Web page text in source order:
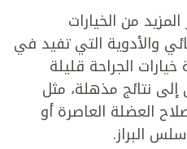
من الخيارات
والأدوية التي تفيد في
الجراحة قليلة
نتائج مذهلة، مثل
العضلة العاصرة أو
البراز.